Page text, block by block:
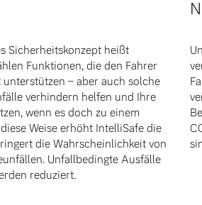
Sicherheitskonzept heißt
Funktionen, die den Fahrer
– aber auch solche
verhindern helfen und Ihre
wenn es doch zu einem
Weise erhöht IntelliSafe die
die Wahrscheinlichkeit von
Unfallbedingte Ausfälle
reduziert.